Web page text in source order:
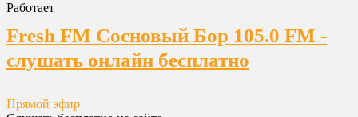
Работает
Fresh FM Сосновый Бор 105.0 FM -
слушать онлайн бесплатно
Прямой эфир